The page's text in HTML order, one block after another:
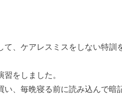
て、ケアレスミスをしない特訓
をしました。
い、毎晩寝る前に読み込んで暗